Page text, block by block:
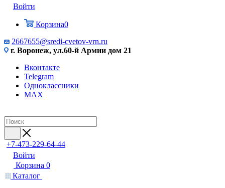
Войти
Корзина0
2667655@sredi-cvetov-vrn.ru
г. Воронеж, ул.60-й Армии дом 21
Вконтакте
Telegram
Одноклассники
MAX
+7-473-229-64-44
Войти
Корзина 0
Каталог